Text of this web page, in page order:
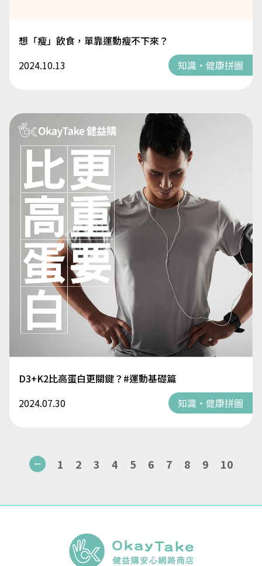
想「瘦」飲食，單靠運動瘦不下來？
2024.10.13
知識・健康拼圖
D3+K2比高蛋白更關鍵？#運動基礎篇
2024.07.30
知識・健康拼圖
1 2 3 4 5 6 7 8 9 10